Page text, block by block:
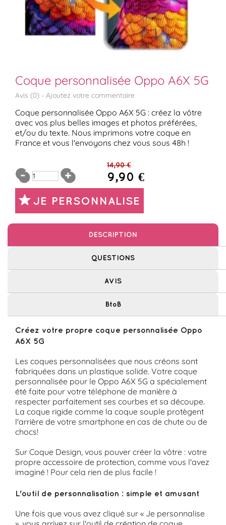
Coque personnalisée Oppo A6X 5G
Avis (0) - Ajoutez votre commentaire
Coque personnalisée Oppo A6X 5G : créez la vôtre
avec vos plus belles images et photos préférées,
et/ou du texte. Nous imprimons votre coque en
France et vous l'envoyons chez vous sous 48h !
14,90 €
9,90 €
JE PERSONNALISE
DESCRIPTION
QUESTIONS
AVIS
BtoB
Créez votre propre coque personnalisée Oppo
A6X 5G
Les coques personnalisées que nous créons sont
fabriquées dans un plastique solide. Votre coque
personnalisée pour le Oppo A6X 5G a spécialement
été faite pour votre téléphone de manière à
respecter parfaitement ses courbes et sa découpe.
La coque rigide comme la coque souple protègent
l'arrière de votre smartphone en cas de chute ou de
chocs!
Sur Coque Design, vous pouver créer la vôtre : votre
propre accessoire de protection, comme vous l'avez
imaginé ! Pour cela rien de plus facile !
L'outil de personnalisation : simple et amusant
Une fois que vous avez cliqué sur « Je personnalise